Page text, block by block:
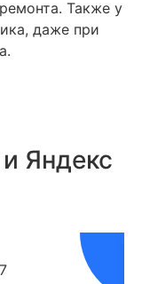
Также у
даже при
Яндекс